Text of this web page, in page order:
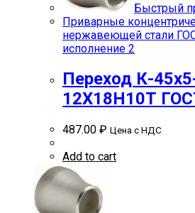
Быстрый
Приварные
нержавеющей стали
исполнение 2
Переход К-
12Х18Н10Т
487.00 ₽ Цена с НДС
Add to cart